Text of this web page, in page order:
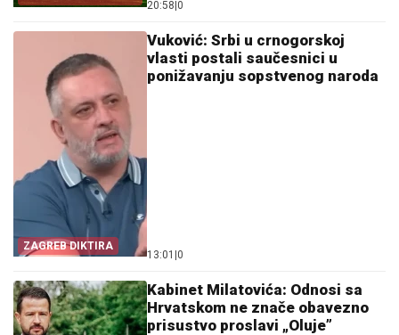
ZDRAVLJE I USPJEH
20:58 0
ZAGREB DIKTIRA
Vuković: Srbi u crnogorskoj
vlasti postali saučesnici u
ponižavanju sopstvenog naroda
13:01 0
Kabinet Milatovića: Odnosi sa
Hrvatskom ne znače obavezno
prisustvo proslavi „Oluje”